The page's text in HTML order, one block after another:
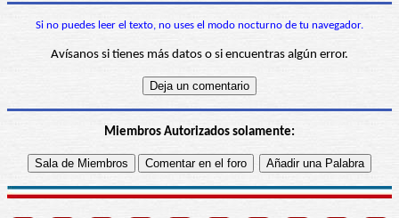
Si no puedes leer el texto, no uses el modo nocturno de tu navegador.
Avísanos si tienes más datos o si encuentras algún error.
Miembros Autorizados solamente: